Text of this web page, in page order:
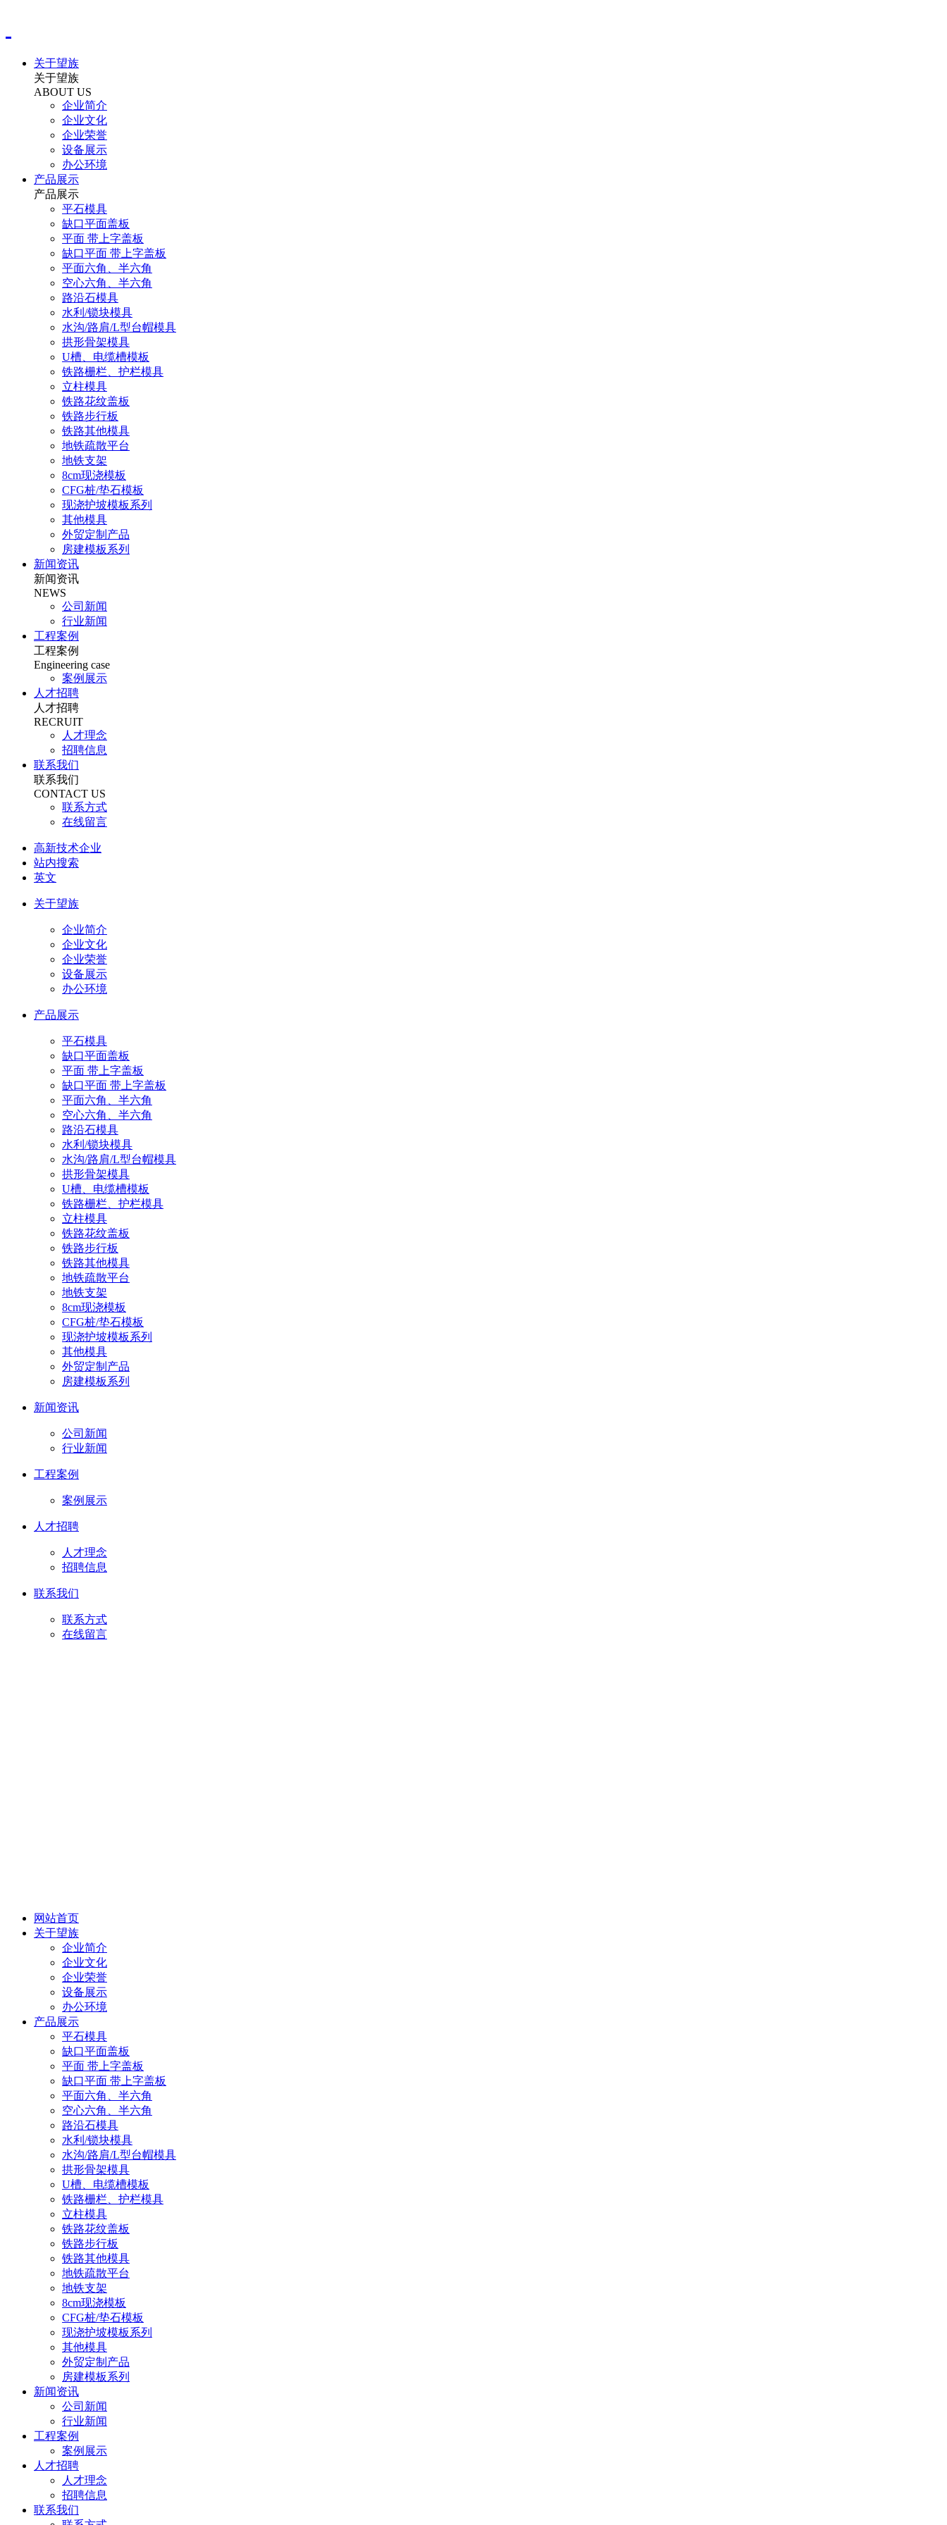
关于望族
关于望族
ABOUT US
企业简介
企业文化
企业荣誉
设备展示
办公环境
产品展示
产品展示
平石模具
缺口平面盖板
平面 带上字盖板
缺口平面 带上字盖板
平面六角、半六角
空心六角、半六角
路沿石模具
水利/锁块模具
水沟/路肩/L型台帽模具
拱形骨架模具
U槽、电缆槽模板
铁路栅栏、护栏模具
立柱模具
铁路花纹盖板
铁路步行板
铁路其他模具
地铁疏散平台
地铁支架
8cm现浇模板
CFG桩/垫石模板
现浇护坡模板系列
其他模具
外贸定制产品
房建模板系列
新闻资讯
新闻资讯
NEWS
公司新闻
行业新闻
工程案例
工程案例
Engineering case
案例展示
人才招聘
人才招聘
RECRUIT
人才理念
招聘信息
联系我们
联系我们
CONTACT US
联系方式
在线留言
高新技术企业
站内搜索
英文
关于望族
企业简介
企业文化
企业荣誉
设备展示
办公环境
产品展示
平石模具
缺口平面盖板
平面 带上字盖板
缺口平面 带上字盖板
平面六角、半六角
空心六角、半六角
路沿石模具
水利/锁块模具
水沟/路肩/L型台帽模具
拱形骨架模具
U槽、电缆槽模板
铁路栅栏、护栏模具
立柱模具
铁路花纹盖板
铁路步行板
铁路其他模具
地铁疏散平台
地铁支架
8cm现浇模板
CFG桩/垫石模板
现浇护坡模板系列
其他模具
外贸定制产品
房建模板系列
新闻资讯
公司新闻
行业新闻
工程案例
案例展示
人才招聘
人才理念
招聘信息
联系我们
联系方式
在线留言
网站首页
关于望族
企业简介
企业文化
企业荣誉
设备展示
办公环境
产品展示
平石模具
缺口平面盖板
平面 带上字盖板
缺口平面 带上字盖板
平面六角、半六角
空心六角、半六角
路沿石模具
水利/锁块模具
水沟/路肩/L型台帽模具
拱形骨架模具
U槽、电缆槽模板
铁路栅栏、护栏模具
立柱模具
铁路花纹盖板
铁路步行板
铁路其他模具
地铁疏散平台
地铁支架
8cm现浇模板
CFG桩/垫石模板
现浇护坡模板系列
其他模具
外贸定制产品
房建模板系列
新闻资讯
公司新闻
行业新闻
工程案例
案例展示
人才招聘
人才理念
招聘信息
联系我们